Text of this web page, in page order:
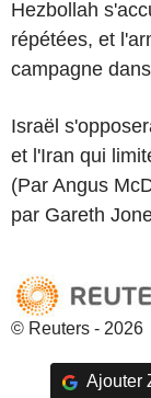
Hezbollah
répétées, et
campagne
Israël
et l'Iran qui
(Par Angus
par Gareth
© Reuters - 2026
Ajouter